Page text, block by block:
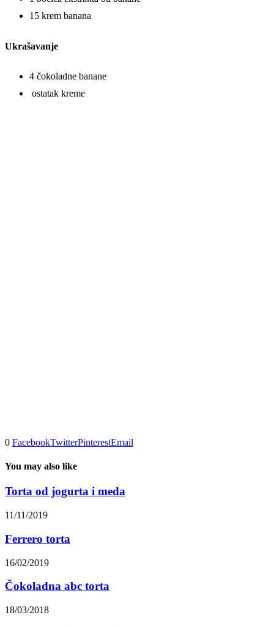
15 krem banana
Ukrašavanje
4 čokoladne banane
ostatak kreme
0 FacebookTwitterPinterestEmail
You may also like
Torta od jogurta i meda
11/11/2019
Ferrero torta
16/02/2019
Čokoladna abc torta
18/03/2018